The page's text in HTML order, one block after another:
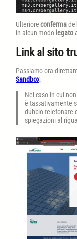
Ulteriore conferma
in alcun modo legato a
Link al sito
Passiamo ora
Sandbox.
Nel caso in cui
è tassativamente
dubbio telefonate
spiegazioni al